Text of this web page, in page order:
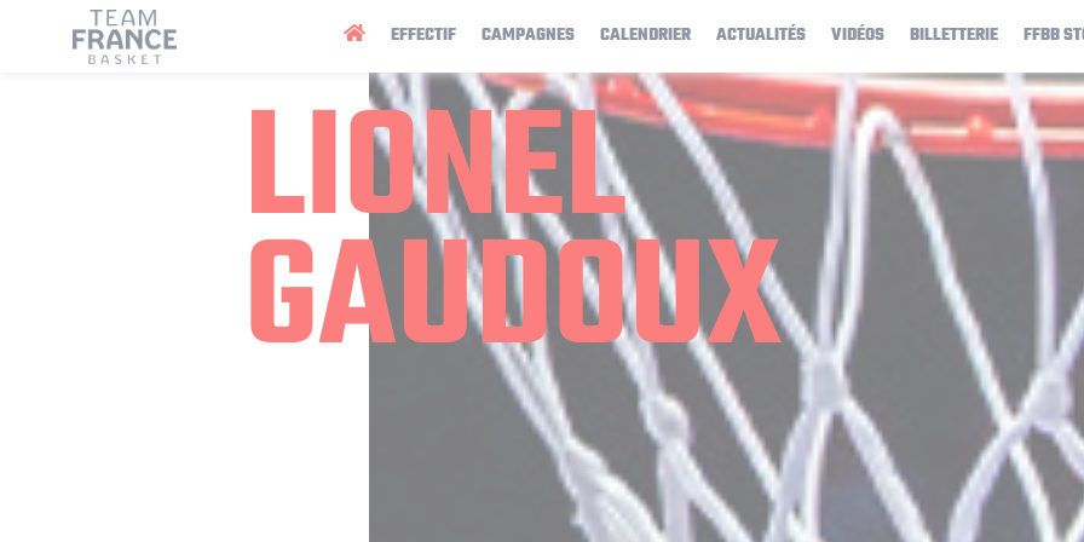
EFFECTIF CAMPAGNES CALENDRIER ACTUALITÉS VIDÉOS BILLETTERIE FFBB
LIONEL
GAUDOUX
Panneau de gestion des cookies